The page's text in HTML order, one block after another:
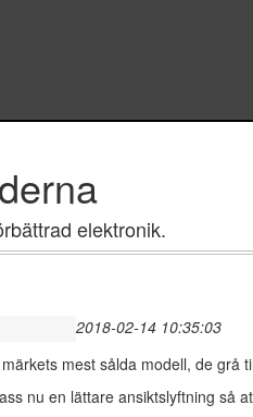
elektronik.
2018-02-14 10:35:03
mest sålda modell, de grå
nu en lättare ansiktslyftning så